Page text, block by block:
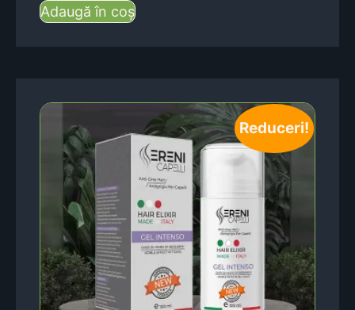
Adaugă în coș
Reduceri!